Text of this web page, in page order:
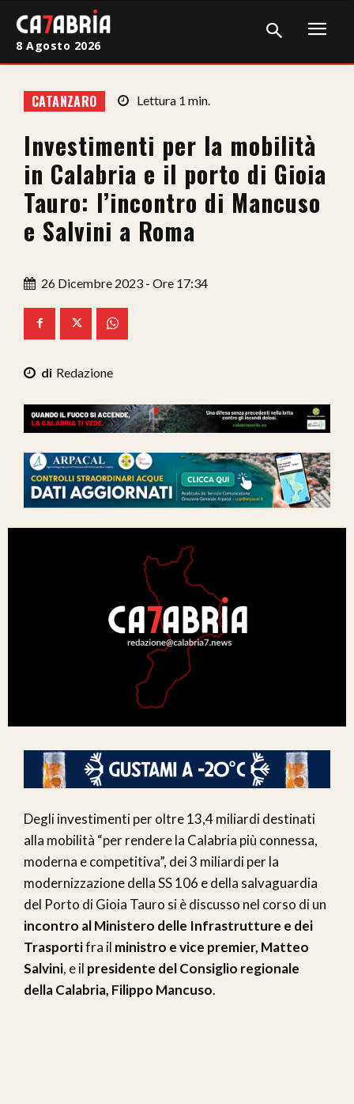
Cronaca
Giudiziaria
Politica
Sport
Sanità
Economia
Ita-Mondo
C7 Play
We Calabria
Mix Zone
8 Agosto 2026
CATANZARO Lettura 1 min.
Investimenti per la mobilità
in Calabria e il porto di Gioia
Tauro: l’incontro di Mancuso
e Salvini a Roma
26 Dicembre 2023 - Ore 17:34
Redazione
Degli investimenti per oltre 13,4 miliardi destinati
alla mobilità “per rendere la Calabria più connessa,
moderna e competitiva”, dei 3 miliardi per la
modernizzazione della SS 106 e della salvaguardia
del Porto di Gioia Tauro si è discusso nel corso di un
incontro al Ministero delle Infrastrutture e dei
Trasportifra il ministro e vice premier, Matteo
Salvini, e il presidente del Consiglio regionale
della Calabria, Filippo Mancuso.